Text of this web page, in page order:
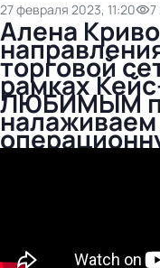
27 февраля 2023, 11:20 7
Алена
торговой
рамках
ЛЮБИМЫМ
налаживаем